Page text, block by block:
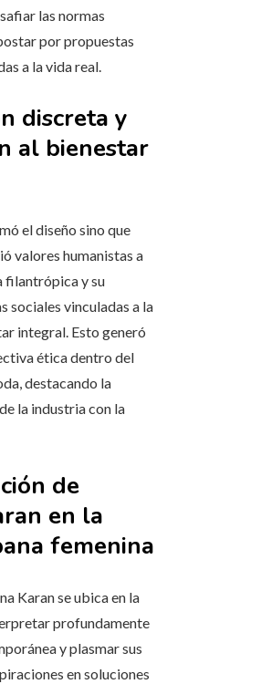
las normas
por propuestas
a la vida real.
discreta y
al bienestar
el diseño sino que
valores humanistas a
filantrópica y su
sociales vinculadas a la
integral. Esto generó
ética dentro del
destacando la
la industria con la
de
en la
femenina
Karan se ubica en la
profundamente
y plasmar sus
en soluciones